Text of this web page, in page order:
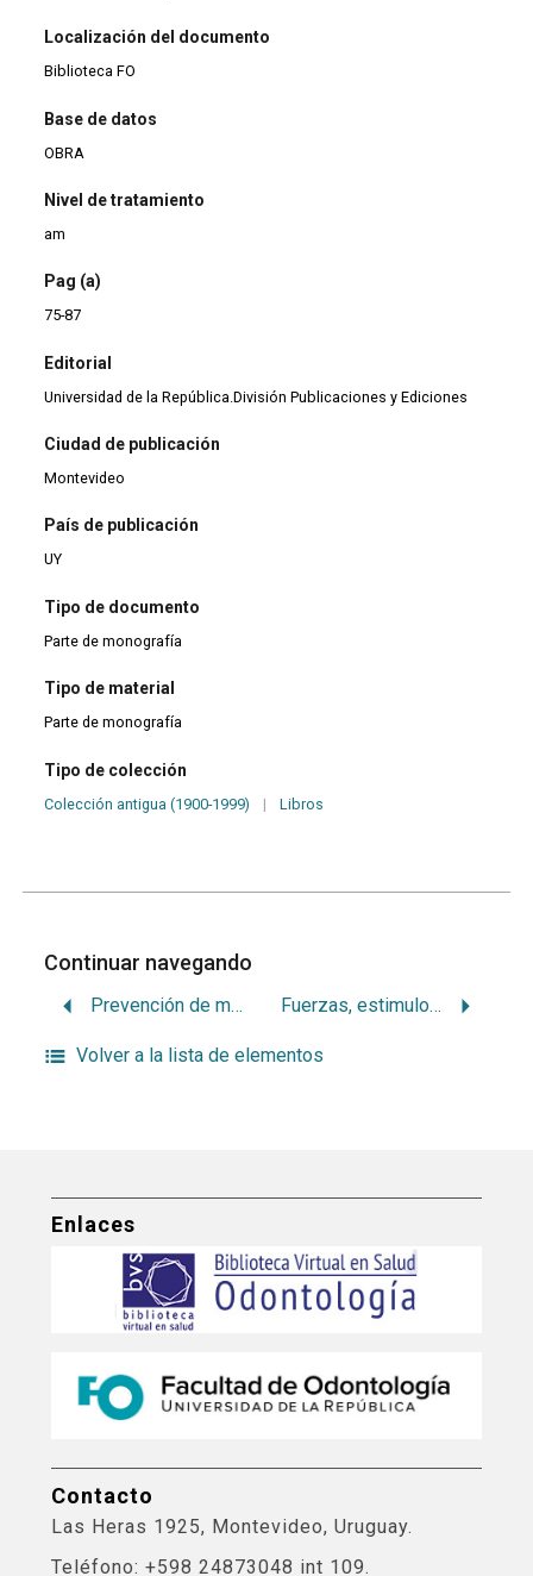
Localización del documento
Biblioteca FO
Base de datos
OBRA
Nivel de tratamiento
am
Pag (a)
75-87
Editorial
Universidad de la República.División Publicaciones y Ediciones
Ciudad de publicación
Montevideo
País de publicación
UY
Tipo de documento
Parte de monografía
Tipo de material
Parte de monografía
Tipo de colección
Colección antigua (1900-1999) | Libros
Continuar navegando
Prevención de maloclusiones Fuerzas, estimulos, reacciones tisulares, anclaje
Volver a la lista de elementos
Enlaces
Contacto
Las Heras 1925, Montevideo, Uruguay.
Teléfono: +598 24873048 int 109.